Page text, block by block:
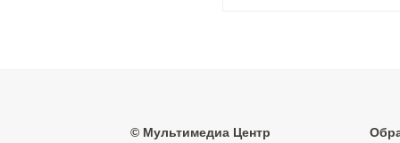
©Мультимедиа Центр